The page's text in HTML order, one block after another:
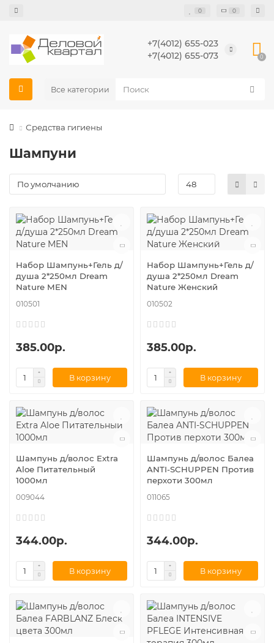
0 0
+7(4012) 655-023
+7(4012) 655-073
0
Все категории
Средства гигиены
Шампуни
Набор Шампунь+Гель д/
душа 2*250мл Dream
Nature MEN
010501
385.00р.
В корзину
Набор Шампунь+Гель д/
душа 2*250мл Dream
Nature Женский
010502
385.00р.
В корзину
Шампунь д/волос Extra
Aloe Питательный
1000мл
009044
344.00р.
В корзину
Шампунь д/волос Балеа
ANTI-SCHUPPEN Против
перхоти 300мл
011065
344.00р.
В корзину